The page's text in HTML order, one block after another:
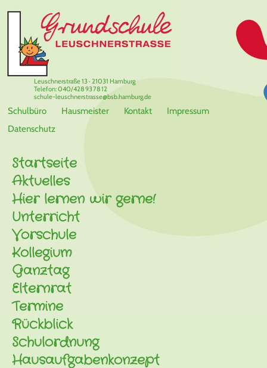
Schulbüro Hausmeister Kontakt
Impressum
Datenschutz
Leuschnerstraße 13 · 21031 Hamburg
Telefon: 040/428 93 78 12
schule-leuschnerstrasse@bsb.hamburg.de
Startseite
Aktuelles
Hier lernen wir gerne!
Unterricht
Vorschule
Kollegium
Ganztag
Elternrat
Termine
Rückblick
Schulordnung
Hausaufgabenkonzept